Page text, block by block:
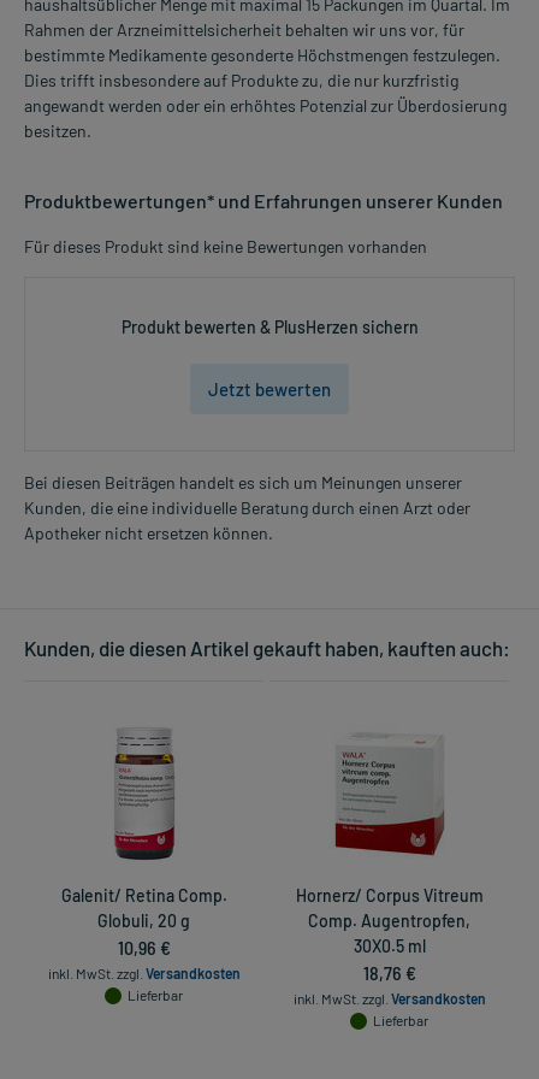
haushaltsüblicher Menge mit maximal 15 Packungen im Quartal. Im
Rahmen der Arzneimittelsicherheit behalten wir uns vor, für
bestimmte Medikamente gesonderte Höchstmengen festzulegen.
Dies trifft insbesondere auf Produkte zu, die nur kurzfristig
angewandt werden oder ein erhöhtes Potenzial zur Überdosierung
besitzen.
Produktbewertungen* und Erfahrungen unserer Kunden
Für dieses Produkt sind keine Bewertungen vorhanden
Produkt bewerten & PlusHerzen sichern
Jetzt bewerten
Bei diesen Beiträgen handelt es sich um Meinungen unserer
Kunden, die eine individuelle Beratung durch einen Arzt oder
Apotheker nicht ersetzen können.
Kunden, die diesen Artikel gekauft haben, kauften auch:
Galenit/ Retina Comp.
Globuli, 20 g
10,96 €
inkl. MwSt. zzgl. Versandkosten
Lieferbar
Hornerz/ Corpus Vitreum
Comp. Augentropfen,
30X0.5 ml
18,76 €
inkl. MwSt. zzgl. Versandkosten
Lieferbar